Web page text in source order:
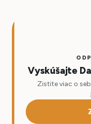
Vyskúšajte
Zistite viac o